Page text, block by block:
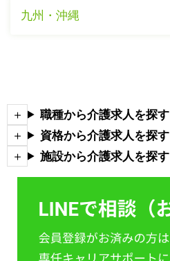
九州・沖縄
職種から介護求人を探す
資格から介護求人を探す
施設から介護求人を探す